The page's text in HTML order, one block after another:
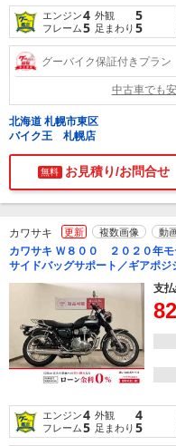
エンジン4 外観 5
フレーム5 足まわり 5
グーバイク保証付きプラン
中古車でも
北海道 札幌市東区
バイク王 札幌店
無料 お見積り/お問合せ
カワサキ 更新 複数画像 動
カワサキ Ｗ８００ ２０２０年
サイドバッグサポート／ギアポジ
支
82
エンジン4 外観 4
フレーム5 足まわり 5